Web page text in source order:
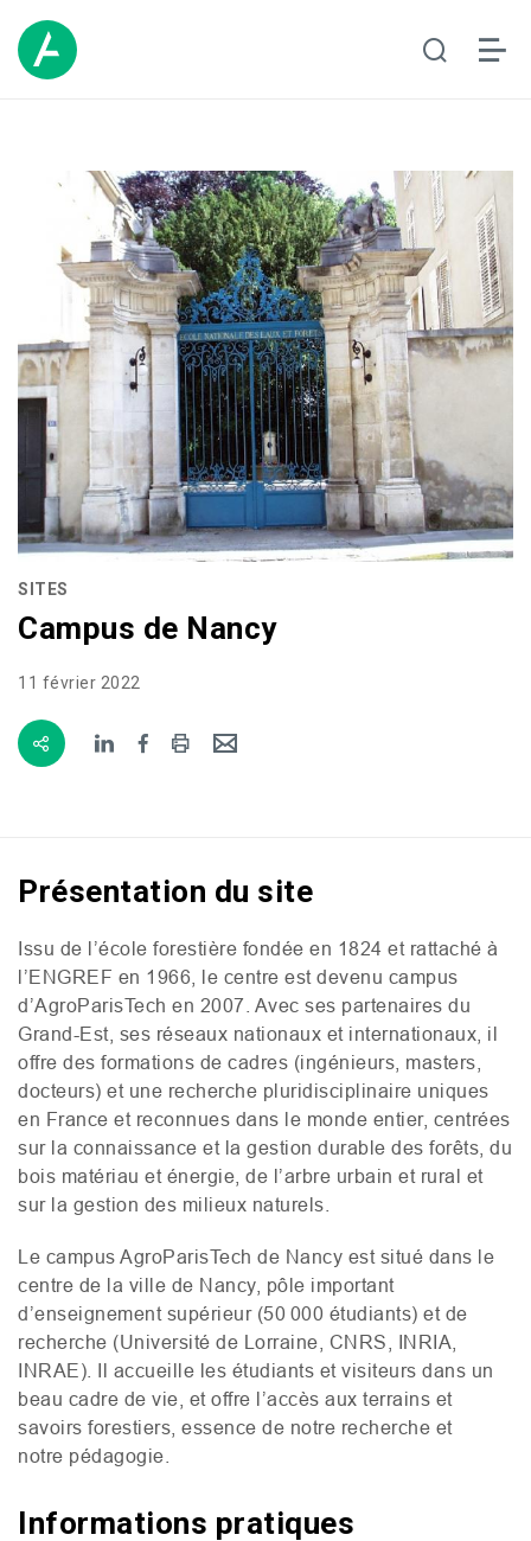
SITES
Campus de Nancy
11 février 2022
Présentation du site
Issu de l’école forestière fondée en 1824 et rattaché à
l’ENGREF en 1966, le centre est devenu campus
d’AgroParisTech en 2007. Avec ses partenaires du
Grand-Est, ses réseaux nationaux et internationaux, il
offre des formations de cadres (ingénieurs, masters,
docteurs) et une recherche pluridisciplinaire uniques
en France et reconnues dans le monde entier, centrées
sur la connaissance et la gestion durable des forêts, du
bois matériau et énergie, de l’arbre urbain et rural et
sur la gestion des milieux naturels.
Le campus AgroParisTech de Nancy est situé dans le
centre de la ville de Nancy, pôle important
d’enseignement supérieur (50 000 étudiants) et de
recherche (Université de Lorraine, CNRS INRIA
INRAE). Il accueille les étudiants et visiteurs dans un
beau cadre de vie, et offre l’accès aux terrains et
savoirs forestiers, essence de notre recherche et
notre pédagogie.
Informations pratiques